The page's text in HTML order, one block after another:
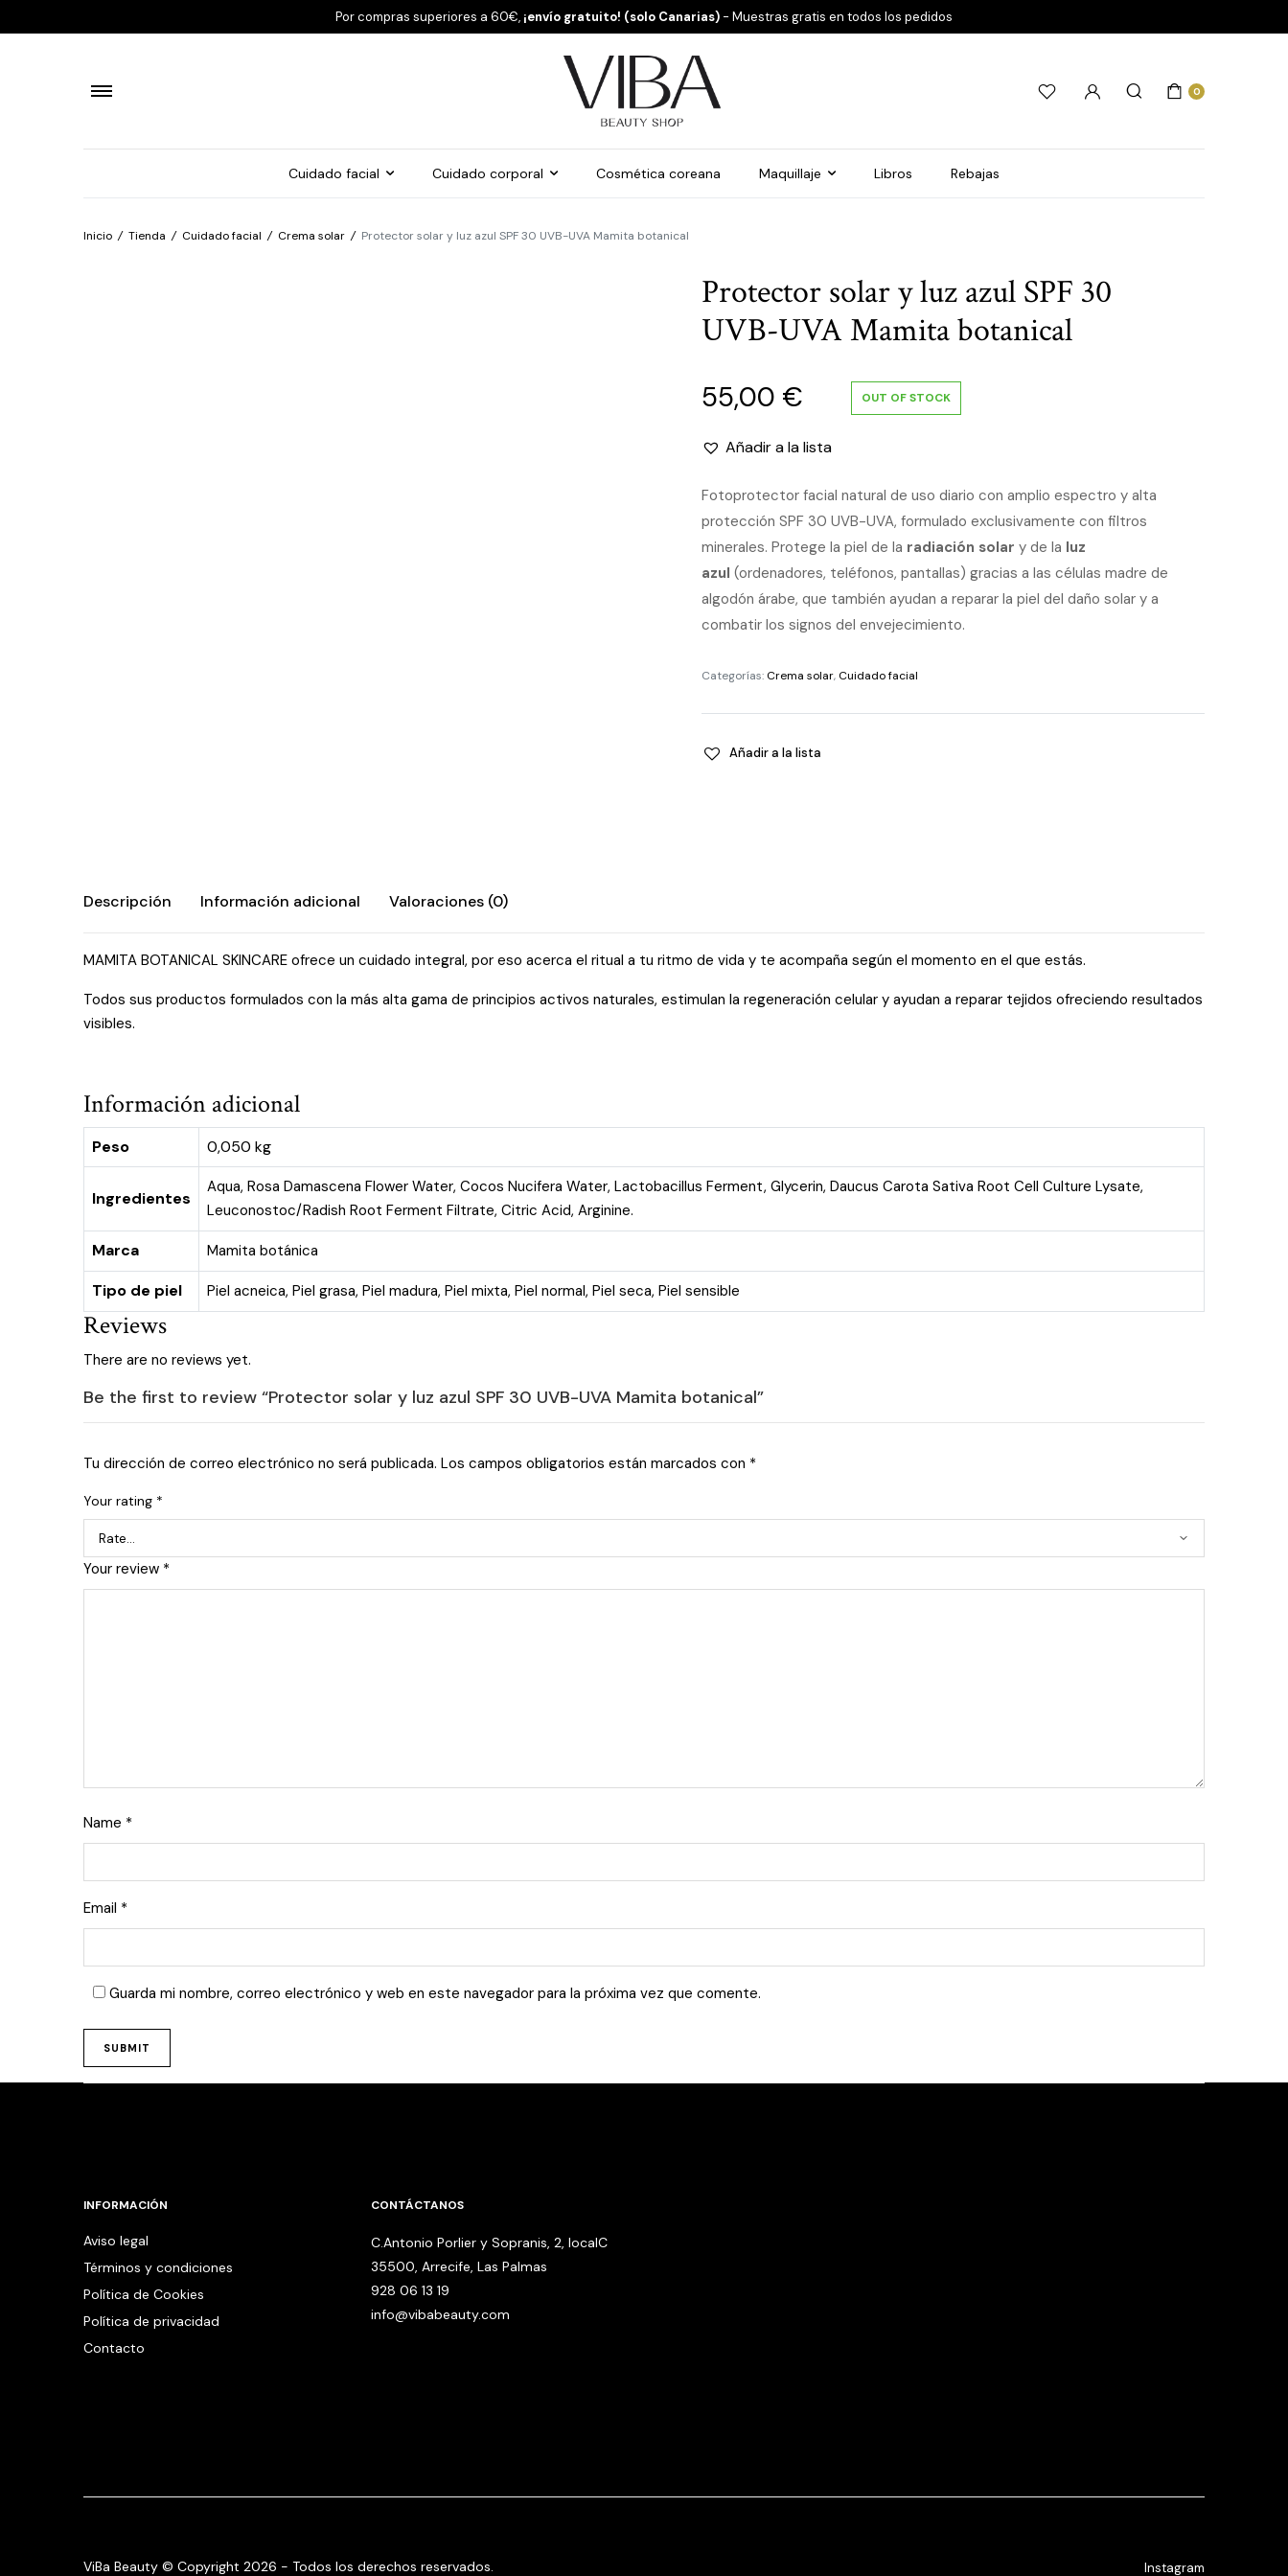
Por compras superiores a 60€, ¡envío gratuito! (solo Canarias) - Muestras gratis en todos los pedidos
0
Cuidado facial Cuidado corporal Cosmética coreana Maquillaje Libros Rebajas
Inicio / Tienda / Cuidado facial / Crema solar / Protector solar y luz azul SPF 30 UVB-UVA Mamita botanical
Protector solar y luz azul SPF 30
UVB-UVA Mamita botanical
55,00 € OUT OF STOCK
Añadir a la lista
Fotoprotector facial natural de uso diario con amplio espectro y alta
protección SPF 30 UVB-UVA, formulado exclusivamente con filtros
minerales. Protege la piel de la radiación solar y de la luz
azul (ordenadores, teléfonos, pantallas) gracias a las células madre de
algodón árabe, que también ayudan a reparar la piel del daño solar y a
combatir los signos del envejecimiento.
Categorías: Crema solar, Cuidado facial
Añadir a la lista
Descripción Información adicional Valoraciones (0)
MAMITA BOTANICAL SKINCARE ofrece un cuidado integral, por eso acerca el ritual a tu ritmo de vida y te acompaña según el momento en el que estás.
Todos sus productos formulados con la más alta gama de principios activos naturales, estimulan la regeneración celular y ayudan a reparar tejidos ofreciendo resultados
visibles.
Información adicional
Peso 0,050 kg
Ingredientes
Aqua, Rosa Damascena Flower Water, Cocos Nucifera Water, Lactobacillus Ferment, Glycerin, Daucus Carota Sativa Root Cell Culture Lysate,
Leuconostoc/Radish Root Ferment Filtrate, Citric Acid, Arginine.
Marca Mamita botánica
Tipo de piel Piel acneica, Piel grasa, Piel madura, Piel mixta, Piel normal, Piel seca, Piel sensible
Reviews
There are no reviews yet.
Be the first to review “Protector solar y luz azul SPF 30 UVB-UVA Mamita botanical”
Tu dirección de correo electrónico no será publicada. Los campos obligatorios están marcados con *
Your rating *
Your review *
Name *
Email *
Guarda mi nombre, correo electrónico y web en este navegador para la próxima vez que comente.
INFORMACIÓN
Aviso legal
Términos y condiciones
Política de Cookies
Política de privacidad
Contacto
CONTÁCTANOS
C.Antonio Porlier y Sopranis, 2, localC
35500, Arrecife, Las Palmas
928 06 13 19
info@vibabeauty.com
ViBa Beauty © Copyright 2026 - Todos los derechos reservados. Instagram